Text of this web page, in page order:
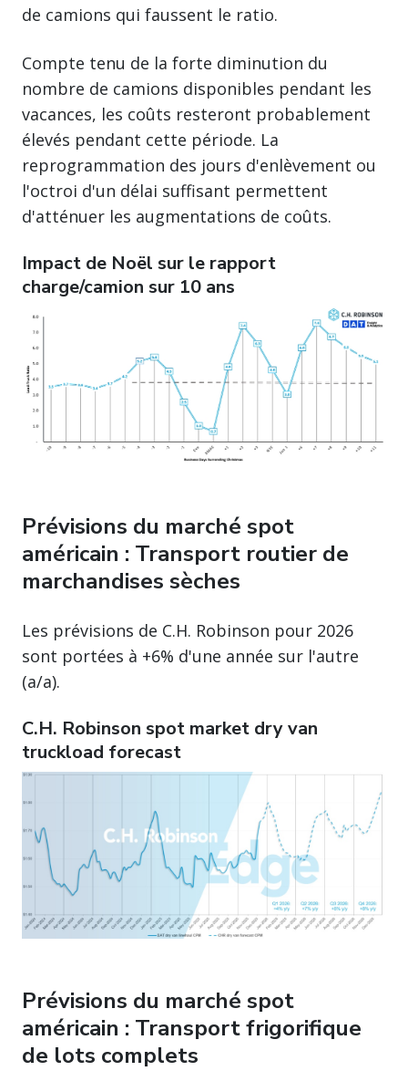
de camions qui faussent le ratio.
Compte tenu de la forte diminution du
nombre de camions disponibles pendant les
vacances, les coûts resteront probablement
élevés pendant cette période. La
reprogrammation des jours d'enlèvement ou
l'octroi d'un délai suffisant permettent
d'atténuer les augmentations de coûts.
Impact de Noël sur le rapport
charge/camion sur 10 ans
Prévisions du marché spot
américain : Transport routier de
marchandises sèches
Les prévisions de C.H. Robinson pour 2026
sont portées à +6% d'une année sur l'autre
(a/a).
C.H. Robinson spot market dry van
truckload forecast
Prévisions du marché spot
américain : Transport frigorifique
de lots complets